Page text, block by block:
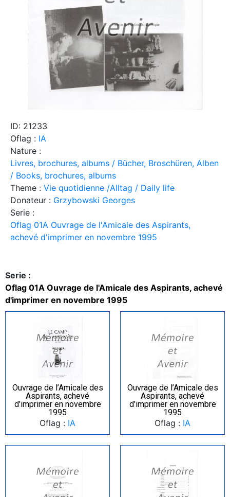
ID: 21233
Oflag : IA
Nature :
Livres, brochures, albums / Bücher, Broschüren, Alben
/ Books, brochures, albums
Theme : Vie quotidienne /Alltag / Daily life
Donateur : Grzybowski Georges
Serie :
Oflag 01A Ouvrage de l'Amicale des Aspirants,
achevé d'imprimer en novembre 1995
Serie :
Oflag 01A Ouvrage de l'Amicale des Aspirants, achevé
d'imprimer en novembre 1995
Ouvrage de l’Amicale des
Aspirants, achevé
d’imprimer en novembre
1995
Oflag : IA
Ouvrage de l’Amicale des
Aspirants, achevé
d’imprimer en novembre
1995
Oflag : IA